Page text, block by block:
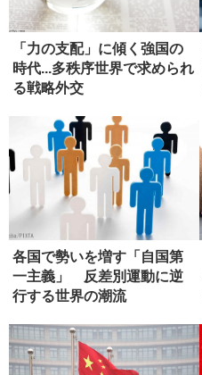
「力の支配」に傾く強国の
時代...多秩序世界で求められ
る戦略外交
各国で勢いを増す「自国第
一主義」 反差別運動に逆
行する世界の潮流